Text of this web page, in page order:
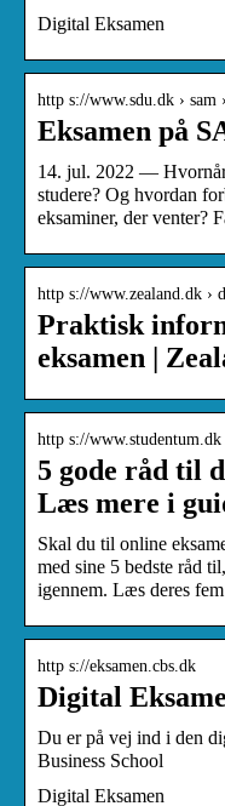
Digital Eksamen
http s://www.sdu.dk › sam
Eksamen på
14. jul. 2022 —
studere? Og hvordan
eksaminer, der venter?
http s://www.zealand.dk ›
Praktisk
eksamen |
http s://
5 gode råd til
Læs mere i
Skal du til online
med sine 5 bedste råd
igennem. Læs deres
http s://eksamen.cbs.dk
Digital
Du er på vej ind i den
Business School
Digital Eksamen